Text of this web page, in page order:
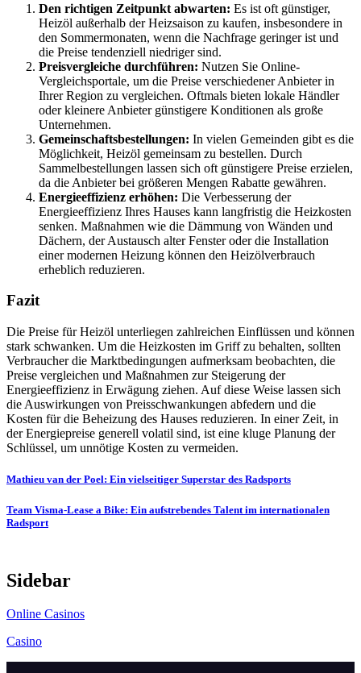
Den richtigen Zeitpunkt abwarten: Es ist oft günstiger,
Heizöl außerhalb der Heizsaison zu kaufen, insbesondere in
den Sommermonaten, wenn die Nachfrage geringer ist und
die Preise tendenziell niedriger sind.
Preisvergleiche durchführen: Nutzen Sie Online-
Vergleichsportale, um die Preise verschiedener Anbieter in
Ihrer Region zu vergleichen. Oftmals bieten lokale Händler
oder kleinere Anbieter günstigere Konditionen als große
Unternehmen.
Gemeinschaftsbestellungen: In vielen Gemeinden gibt es die
Möglichkeit, Heizöl gemeinsam zu bestellen. Durch
Sammelbestellungen lassen sich oft günstigere Preise erzielen,
da die Anbieter bei größeren Mengen Rabatte gewähren.
Energieeffizienz erhöhen: Die Verbesserung der
Energieeffizienz Ihres Hauses kann langfristig die Heizkosten
senken. Maßnahmen wie die Dämmung von Wänden und
Dächern, der Austausch alter Fenster oder die Installation
einer modernen Heizung können den Heizölverbrauch
erheblich reduzieren.
Fazit
Die Preise für Heizöl unterliegen zahlreichen Einflüssen und können
stark schwanken. Um die Heizkosten im Griff zu behalten, sollten
Verbraucher die Marktbedingungen aufmerksam beobachten, die
Preise vergleichen und Maßnahmen zur Steigerung der
Energieeffizienz in Erwägung ziehen. Auf diese Weise lassen sich
die Auswirkungen von Preisschwankungen abfedern und die
Kosten für die Beheizung des Hauses reduzieren. In einer Zeit, in
der Energiepreise generell volatil sind, ist eine kluge Planung der
Schlüssel, um unnötige Kosten zu vermeiden.
Post
navigation
Mathieu van der Poel: Ein vielseitiger Superstar des Radsports
Team Visma-Lease a Bike: Ein aufstrebendes Talent im internationalen
Radsport
Sidebar
Online Casinos
Casino